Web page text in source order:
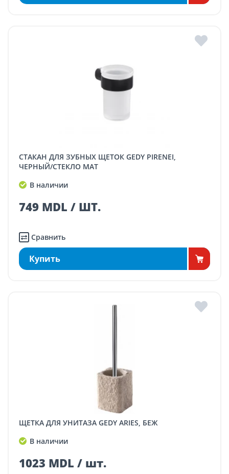
СТАКАН ДЛЯ ЗУБНЫХ ЩЕТОК GEDY PIRENEI,
ЧЕРНЫЙ/СТЕКЛО МАТ
В наличии
749 MDL / ШТ.
Сравнить
Купить
ЩЕТКА ДЛЯ УНИТАЗА GEDY ARIES, БЕЖ
В наличии
1023 MDL / шт.